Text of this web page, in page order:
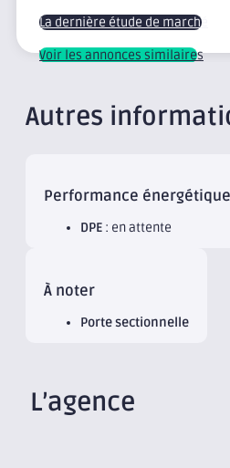
La dernière étude de marché
Voir les annonces similaires
Autres
Performance énergétique
DPE : en attente
À noter
Porte sectionnelle
L’agence